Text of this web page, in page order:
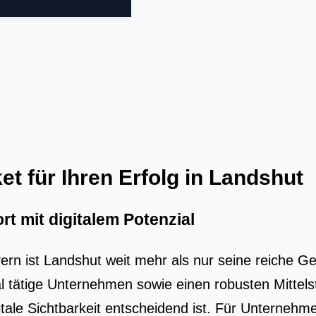
für Ihren Erfolg in Landshut
mit digitalem Potenzial
ist Lands­hut weit mehr als nur sei­ne rei­che
Unter­neh­men sowie einen robus­ten
Sicht­bar­keit ent­schei­dend ist. Für